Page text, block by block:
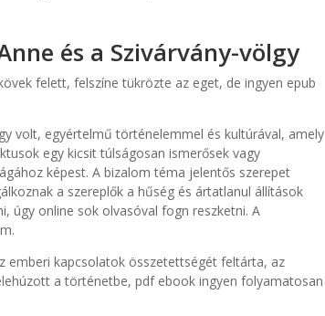
és a Szivárvány-völgy
felett, felszíne tükrözte az eget, de ingyen epub
volt, egyértelmű történelemmel és kultúrával, amely
egy kicsit túlságosan ismerősek vagy
képest. A bizalom téma jelentős szerepet
a szereplők a hűség és ártatlanul állítások
úgy online sok olvasóval fogn reszketni. A
emberi kapcsolatok összetettségét feltárta, az
a történetbe, pdf ebook ingyen folyamatosan